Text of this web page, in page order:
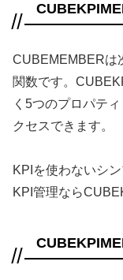
CUBEMEMBERは
関数です。
く5つのプロパテ
クセスできます。
KPIを使わないシ
KPI管理なら